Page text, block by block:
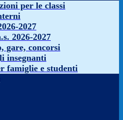
per le classi
2027
2026-2027
gare, concorsi
insegnanti
famiglie e studenti